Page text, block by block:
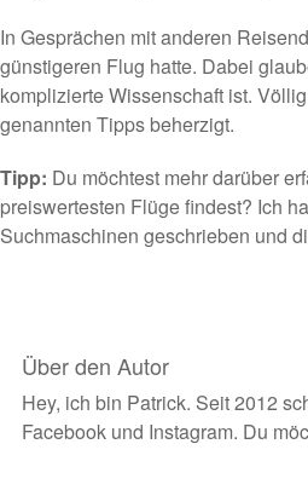
In Gesprächen mit anderen
günstigeren Flug hatte. Dabei
komplizierte Wissenschaft ist.
genannten Tipps beherzigt.
Tipp: Du möchtest mehr darüber
preiswertesten Flüge findest? Ich
Suchmaschinen geschrieben und
Über den Autor
Hey, ich bin Patrick. Seit 2012
Facebook und Instagram. Du